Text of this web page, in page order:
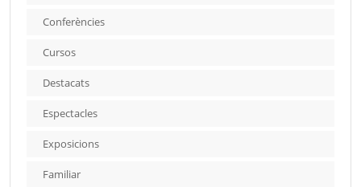
Conferències
Cursos
Destacats
Espectacles
Exposicions
Familiar